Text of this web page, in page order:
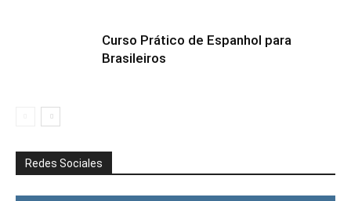
Curso Prático de Espanhol para
Brasileiros
Redes Sociales